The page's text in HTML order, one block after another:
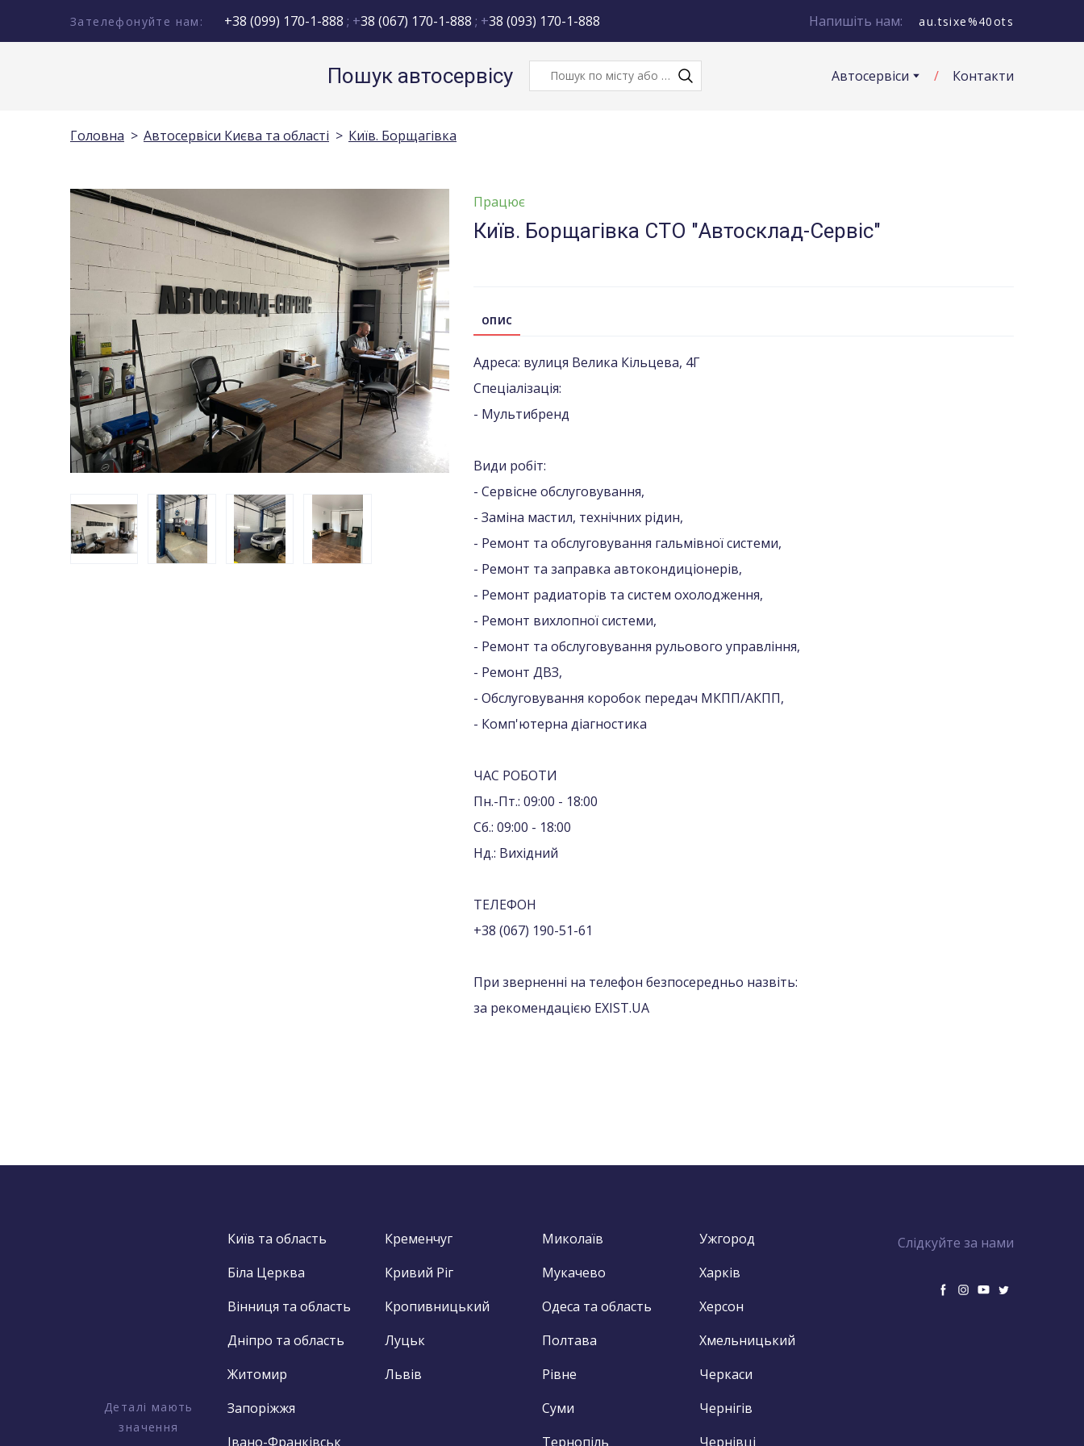
Зателефонуйте нам: +38 (099) 170-1-888 ; +38 (067) 170-1-888 ; +38 (093) 170-1-888 Напишіть нам: au.tsixe%40ots
Пошук автосервісу Автосервіси Контакти
Головна Автосервіси Києва та області Київ. Борщагівка
Працює
Київ. Борщагівка СТО "Автосклад-Сервіс"
ОПИС
Адреса: вулиця Велика Кільцева, 4Г
Спеціалізація:
- Мультибренд
Види робіт:
- Сервісне обслуговування,
- Заміна мастил, технічних рідин,
- Ремонт та обслуговування гальмівної системи,
- Ремонт та заправка автокондиціонерів,
- Ремонт радиаторів та систем охолодження,
- Ремонт вихлопної системи,
- Ремонт та обслуговування рульового управління,
- Ремонт ДВЗ,
- Обслуговування коробок передач МКПП/АКПП,
- Комп'ютерна діагностика
ЧАС РОБОТИ
Пн.-Пт.: 09:00 - 18:00
Сб.: 09:00 - 18:00
Нд.: Вихідний
ТЕЛЕФОН
+38 (067) 190-51-61
При зверненні на телефон безпосередньо назвіть:
за рекомендацією EXIST.UA
Деталі мають
значення
Київ та область
Біла Церква
Вінниця та область
Дніпро та область
Житомир
Запоріжжя
Івано-Франківськ
Кременчуг
Кривий Ріг
Кропивницький
Луцьк
Львів
Миколаїв
Мукачево
Одеса та область
Полтава
Рівне
Суми
Тернопіль
Ужгород
Харків
Херсон
Хмельницький
Черкаси
Чернігів
Чернівці
Слідкуйте за нами